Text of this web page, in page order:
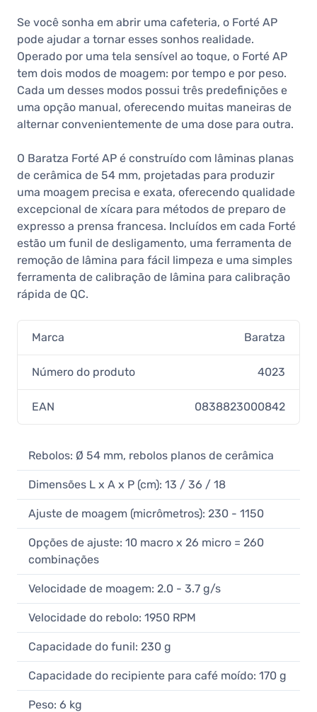
Se você sonha em abrir uma cafeteria, o Forté AP
pode ajudar a tornar esses sonhos realidade.
Operado por uma tela sensível ao toque, o Forté AP
tem dois modos de moagem: por tempo e por peso.
Cada um desses modos possui três predefinições e
uma opção manual, oferecendo muitas maneiras de
alternar convenientemente de uma dose para outra.
O Baratza Forté AP é construído com lâminas planas
de cerâmica de 54 mm, projetadas para produzir
uma moagem precisa e exata, oferecendo qualidade
excepcional de xícara para métodos de preparo de
expresso a prensa francesa. Incluídos em cada Forté
estão um funil de desligamento, uma ferramenta de
remoção de lâmina para fácil limpeza e uma simples
ferramenta de calibração de lâmina para calibração
rápida de QC.
Marca Baratza
Número do produto 4023
EAN 0838823000842
Rebolos: Ø 54 mm, rebolos planos de cerâmica
Dimensões L x A x P (cm): 13 / 36 / 18
Ajuste de moagem (micrômetros): 230 - 1150
Opções de ajuste: 10 macro x 26 micro = 260
combinações
Velocidade de moagem: 2.0 - 3.7 g/s
Velocidade do rebolo: 1950 RPM
Capacidade do funil: 230 g
Capacidade do recipiente para café moído: 170 g
Peso: 6 kg